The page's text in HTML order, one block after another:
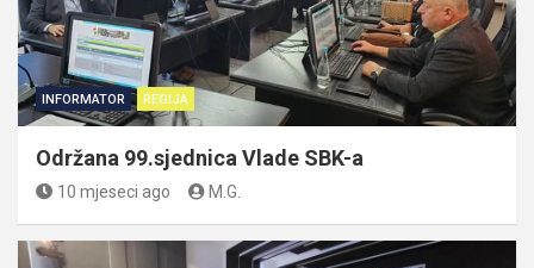
INFORMATOR REGIJA
Održana 99.sjednica Vlade SBK-a
10 mjeseci ago M.G.